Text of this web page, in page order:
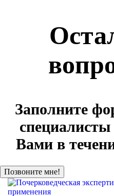
Заполните
специалисты
Вами в